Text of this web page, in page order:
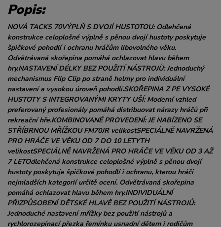
Popis:
NOVÁ TACKS 70VÝPLŇ S DVOJÍ HUSTOTOU: Odlehčená
konstrukce celoplošné výplně s pěnou dvojí hustoty poskytuje
špičkové pohodlí i ochranu hráčům libovolného věku.
Odvětrávaná skořepina pomáhá ochlazovat hlavu během
hry.NASTAVENÍ DÉLKY BEZ POUŽITÍ NÁSTROJŮ: Jednoduchý
mechanismus Flip Clip po straně helmy pro individuální
nastavení a vysokou úroveň pohodlí.SKOŘEPINA Z PE VYSOKÉ
HUSTOTY S INTEGROVANÝMI KRYTY UŠÍ: Moderní vzhled
preferovaný profesionály pomáhá distribuovat nárazy hráčů při
rekreační hře.KOMBINOVANÉ PROVEDENÍ: JE NABÍZENO SE
STŘÍBRNOU MŘÍŽKOU FM70JR velikostSPECIÁLNĚ NAVRŽENÁ
PRO HRÁČE VE VĚKU OD 7 DO 10 LETYTH
velikostSPECIÁLNĚ NAVRŽENÁ PRO HRÁČE VE VĚKU OD 3 AŽ
7 LETOdlehčená konstrukce celoplošné výplně s pěnou dvojí
hustoty poskytuje špičkové pohodlí i ochranu, kterou hráči
nejmladších kategorií určitě ocení. Odvětrávaná skořepina
pomáhá ochlazovat hlavu během hry.INDIVIDUÁLNÍ
PŘIZPŮSOBENÍ DĚTSKÉ HLAVĚ BEZ POUŽITÍ NÁSTROJŮ:
Jednoduché nastavení mřížky bez použití nástrojů a
rychlorozepínací přezka řemínku usnadní dětem i rodičům